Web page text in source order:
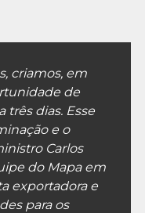
criamos, em
de
três dias. Esse
e o
Carlos
do Mapa em
exportadora e
para os